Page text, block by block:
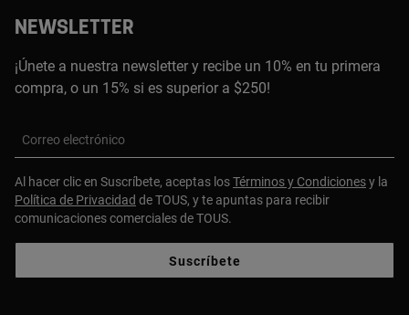
NEWSLETTER
¡Únete a nuestra newsletter y recibe un 10% en tu primera
compra, o un 15% si es superior a $250!
Correo electrónico
Al hacer clic en Suscríbete, aceptas losTérminos y Condicionesy la
Política de Privacidad de TOUS, y te apuntas para recibir
comunicaciones comerciales de TOUS.
Suscríbete